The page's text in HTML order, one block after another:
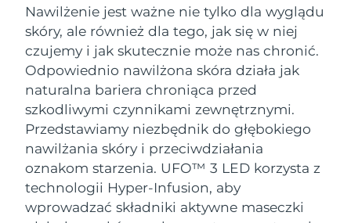
Nawilżenie jest ważne nie tylko dla wyglądu
skóry, ale również dla tego, jak się w niej
czujemy i jak skutecznie może nas chronić.
Odpowiednio nawilżona skóra działa jak
naturalna bariera chroniąca przed
szkodliwymi czynnikami zewnętrznymi.
Przedstawiamy niezbędnik do głębokiego
nawilżania skóry i przeciwdziałania
oznakom starzenia. UFO™ 3 LED korzysta z
technologii Hyper-Infusion, aby
wprowadzać składniki aktywne maseczki
LUNA™ 4 zestaw
Anti-aging massage
LUNA™ 4 Plus
Massage, LED heating
LUNA™ 4 Men
For men, anti-aging massage
BEAR™ 2 zestaw
Microcurrent toning
BEAR™ 2 go
Microcurrent toning on-the-go
BEAR™ 2 eyes & lips
Microcurrent line smoothing device
Nawilżenie
UFO™ 3 zestaw
Deep facial hydration
UFO™ 3 LED
Near-infrared and red light therapy
device
Pielęgnacja jamy
ustnej
issa™ 4
Hybrid silicone sonic toothbrush
issa™ 4 plus
Smart hybrid silicone sonic toothbrush
FAQ™ ZABIEG ANTI-AGING
Anti-aging Zabiegi LED
Bahrajn
Oczekiwany czas dostawy
8/13/26
Belgia
Oczekiwany czas dostawy
Bermudy
Oczekiwany czas dostawy
8/18/26
Bośnia i
Hercegowina
Oczekiwany czas dostawy
Oczekiwany czas dostawy